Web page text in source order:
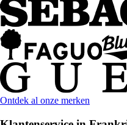
Ontdek al onze merken